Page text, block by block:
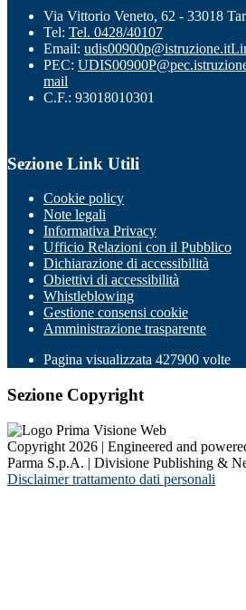
Via Vittorio Veneto, 62 - 33018
Tel: Tel. 0428/40107
Email: udis00900p@istruzione.it
PEC:
mail
C.F.: 93018010301
Sezione Link Utili
Cookie policy
Note legali
Informativa Privacy
Ufficio Relazioni con il Pubblico
Dichiarazione di accessibilità
Obiettivi di accessibilità
Whistleblowing
Gestione consensi cookie
Amministrazione trasparente
Pagina visualizzata 427900 volte
Sezione Copyright
Copyright 2026 | Engineered and
Parma S.p.A. | Divisione Publishing &
Disclaimer trattamento dati personali